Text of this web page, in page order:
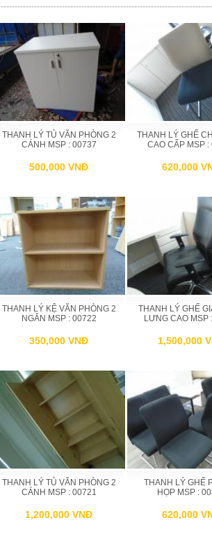
THANH LÝ TỦ VĂN PHÒNG 2
CÁNH MSP : 00737
500,000 VNĐ
THANH LÝ GHẾ
CAO CẤP MSP :
620,000
THANH LÝ KỆ VĂN PHÒNG 2
NGĂN MSP : 00722
350,000 VNĐ
THANH LÝ GHẾ
LƯNG CAO MSP
1,500,000
THANH LÝ TỦ VĂN PHÒNG 2
CÁNH MSP : 00721
1,200,000 VNĐ
THANH LÝ GHẾ
HỌP MSP :
620,000